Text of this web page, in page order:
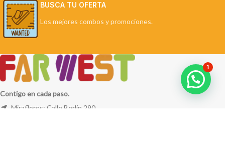
BUSCA TU OFERTA
Los mejores combos y promociones.
Contigo en cada paso.
Miraflores: Calle Berlín 290
1